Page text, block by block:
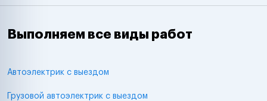
Выполняем все виды работ
Автоэлектрик с выездом
Грузовой автоэлектрик с выездом